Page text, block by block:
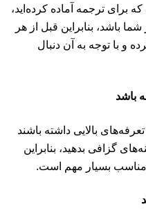
برای ترجمه آماده کرده‌اید،
باشد، بنابراین قبل از هر
و با توجه به آن دنبال
بالایی داشته باشند
گزافی بدهید، بنابراین
بسیار مهم است.